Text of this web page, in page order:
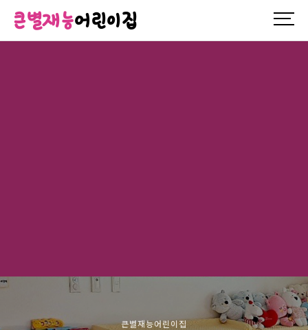
큰별재능어린이집
큰별재능어린이집